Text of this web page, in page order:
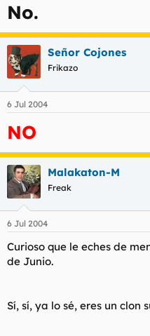
No.
Señor Cojones
Frikazo
6 Jul 2004
NO
Malakaton-M
Freak
6 Jul 2004
Curioso que le eches de
de Junio.
Sí, sí, ya lo sé, eres un clon